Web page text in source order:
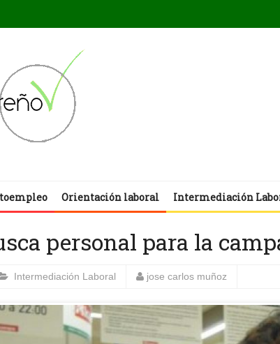
Orientación laboral Intermediación
personal para la
Intermediación Laboral jose carlos muñoz